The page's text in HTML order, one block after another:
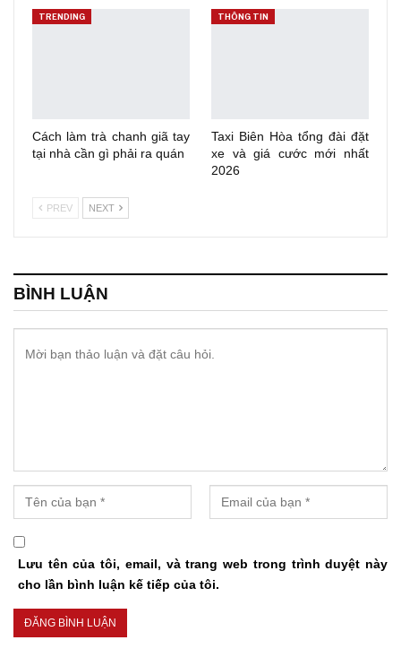
TRENDING
Cách làm trà chanh giã tay
tại nhà cần gì phải ra quán
THÔNG TIN
Taxi Biên Hòa tổng đài đặt
xe và giá cước mới nhất
2026
PREV NEXT
BÌNH LUẬN
Lưu tên của tôi, email, và trang web trong trình duyệt này
cho lần bình luận kế tiếp của tôi.